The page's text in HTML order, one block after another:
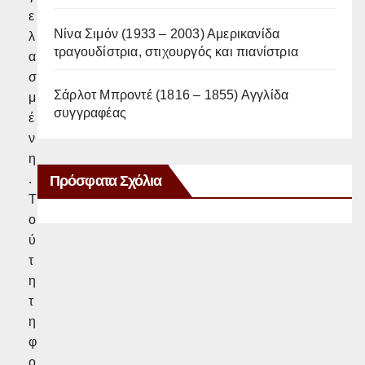
ε
λ
α
σ
μ
έ
ν
η
.
Τ
ο
ύ
τ
η
τ
η
φ
ο
Νίνα Σιμόν (1933 – 2003) Αμερικανίδα
τραγουδίστρια, στιχουργός και πιανίστρια
Σάρλοτ Μπροντέ (1816 – 1855) Αγγλίδα
συγγραφέας
Πρόσφατα Σχόλια